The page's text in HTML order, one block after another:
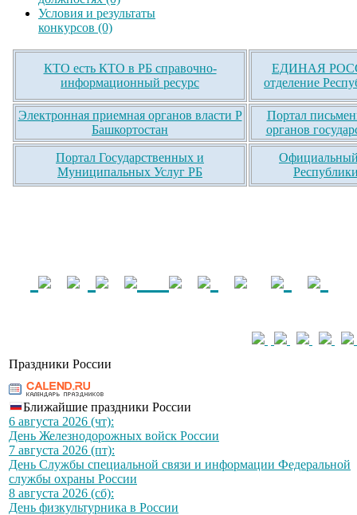
Условия и результаты
конкурсов (0)
КТО есть КТО в РБ справочно-
информационный ресурс
ЕДИНАЯ
отделение
Электронная приемная органов власти Р
Башкортостан
Портал
органов
Портал Государственных и
Муниципальных Услуг РБ
Официальный
Праздники России
Ближайшие праздники России
6 августа 2026 (чт):
День Железнодорожных войск России
7 августа 2026 (пт):
День Службы специальной связи и информации Федеральной
службы охраны России
8 августа 2026 (сб):
День физкультурника в России